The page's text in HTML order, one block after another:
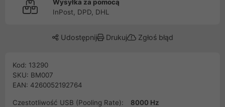
Wysyłka za pomocą
InPost, DPD, DHL
Udostępnij Drukuj Zgłoś błąd
Kod: 13290
SKU: BM007
EAN: 4260052192764
Czestotliwość USB (Pooling Rate):
8000 Hz